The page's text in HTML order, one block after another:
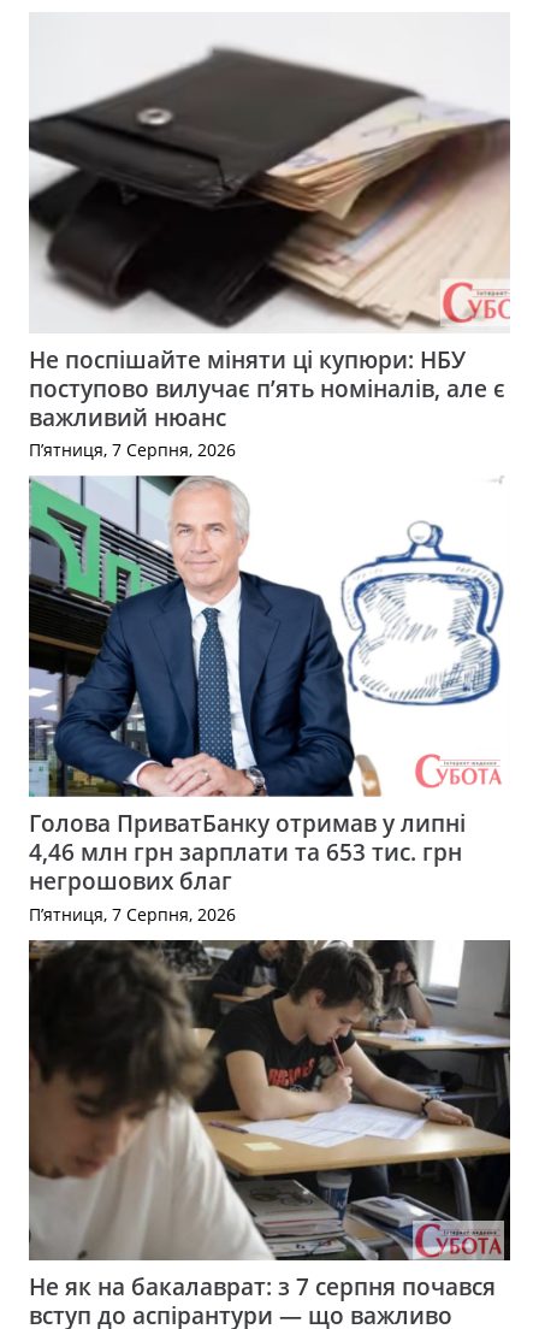
Не поспішайте міняти ці купюри: НБУ
поступово вилучає п’ять номіналів, але є
важливий нюанс
П’ятниця, 7 Серпня, 2026
Голова ПриватБанку отримав у липні
4,46 млн грн зарплати та 653 тис. грн
негрошових благ
П’ятниця, 7 Серпня, 2026
Не як на бакалаврат: з 7 серпня почався
вступ до аспірантури — що важливо